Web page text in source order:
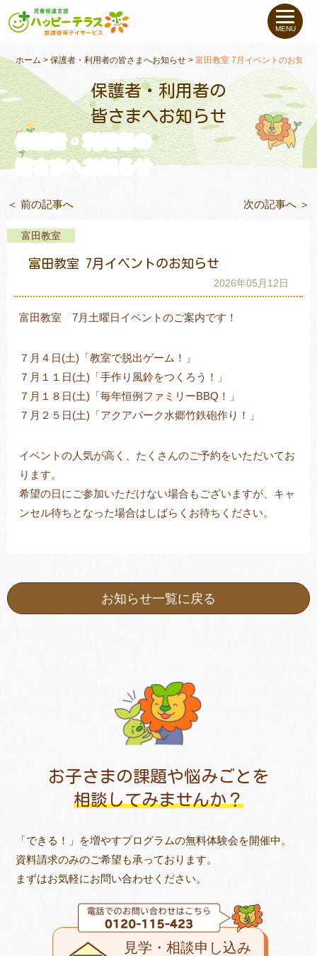
私たちについて
未就学のお子さま（０〜６才）
小学生〜高校生の お子さま
支援事例
教室一覧
トレキング DIDIM
MENU
ホーム >保護者・利用者の皆さまへお知らせ >富田教室 7月イベントのお知ら
保護者・利用者の
皆さまへお知らせ
保護者・利用者の
皆さまへお知らせ
＜ 前の記事へ 次の記事へ ＞
富田教室
富田教室 7月イベントのお知らせ
2026年05月12日
富田教室 7月土曜日イベントのご案内です！
７月４日(土)「教室で脱出ゲーム！」
７月１１日(土)「手作り風鈴をつくろう！」
７月１８日(土)「毎年恒例ファミリーBBQ！」
７月２５日(土)「アクアパーク水郷竹鉄砲作り！」
イベントの人気が高く、たくさんのご予約をいただいてお
ります。
希望の日にご参加いただけない場合もございますが、キャ
ンセル待ちとなった場合はしばらくお待ちください。
お知らせ一覧に戻る
お子さまの課題や悩みごとを
相談してみませんか？
「できる！」を増やすプログラムの無料体験会を開催中。
資料請求のみのご希望も承っております。
まずはお気軽にお問い合わせください。
見学・相談申し込み